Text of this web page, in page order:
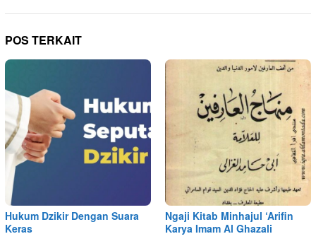
POS TERKAIT
Hukum Dzikir Dengan Suara
Keras
Ngaji Kitab Minhajul ‘Arifin
Karya Imam Al Ghazali